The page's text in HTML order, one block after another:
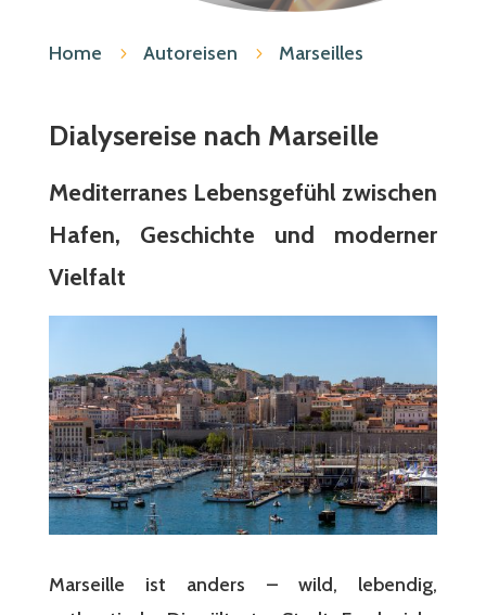
Home 5 Autoreisen 5 Marseilles
Dialysereise nach Marseille
Mediterranes Lebensgefühl zwischen
Hafen, Geschichte und moderner
Vielfalt
Marseille ist anders – wild, lebendig,